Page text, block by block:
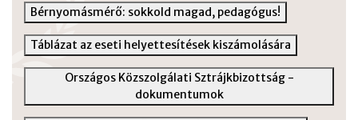
Bérnyomásmérő: sokkold magad, pedagógus!
Táblázat az eseti helyettesítések kiszámolására
Országos Közszolgálati Sztrájkbizottság -
dokumentumok